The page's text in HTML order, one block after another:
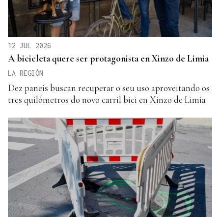
12 JUL 2026
A bicicleta quere ser protagonista en Xinzo de Limia
LA REGIÓN
Dez paneis buscan recuperar o seu uso aproveitando os
tres quilómetros do novo carril bici en Xinzo de Limia